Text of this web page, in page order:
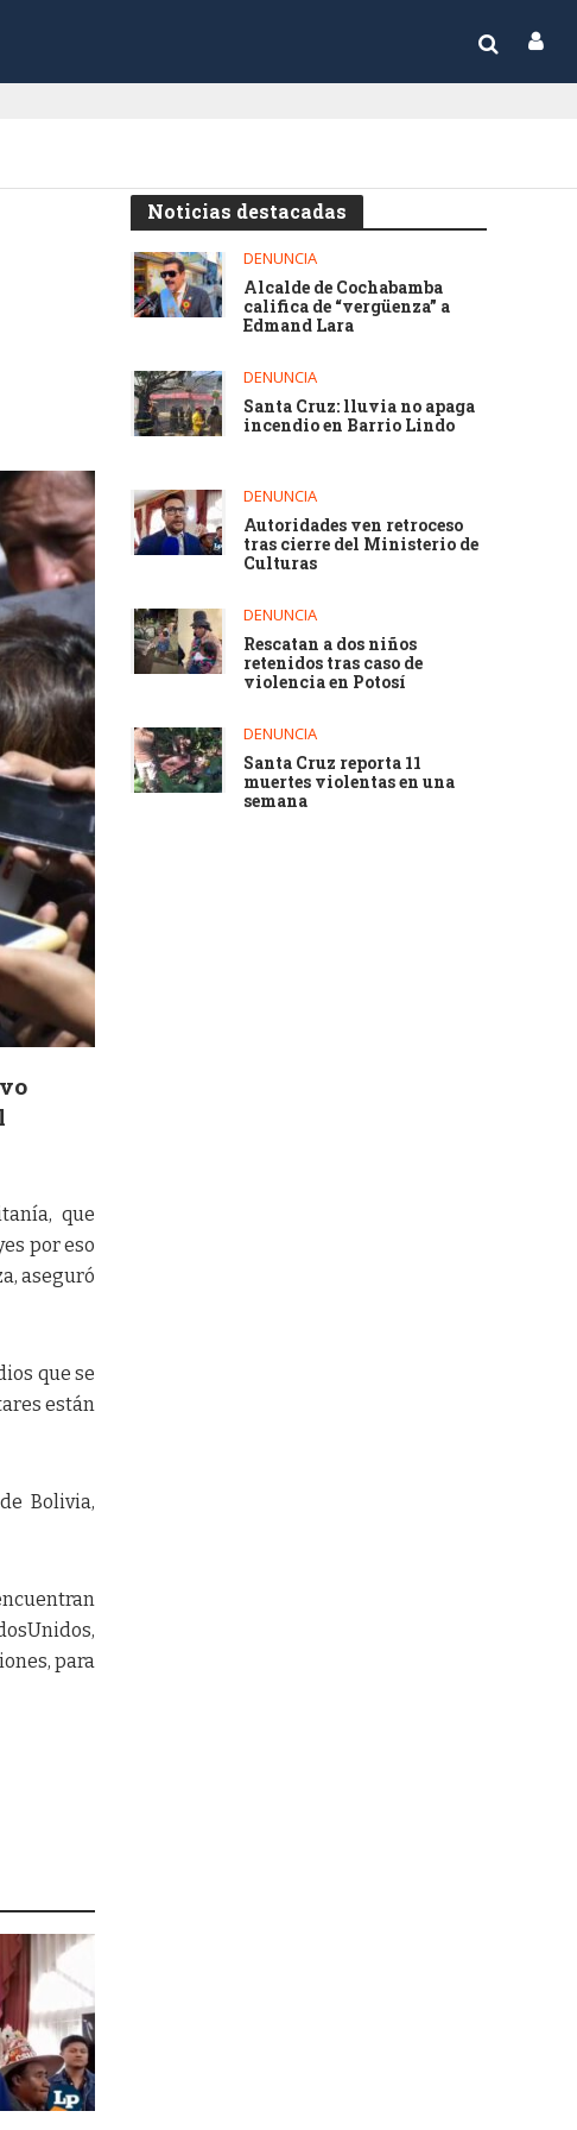
que
por eso
aseguró
que se
están
Bolivia,
para
Noticias destacadas
DENUNCIA
Alcalde de Cochabamba
califica de “vergüenza” a
Edmand Lara
DENUNCIA
Santa Cruz: lluvia no apaga
incendio en Barrio Lindo
DENUNCIA
Autoridades ven retroceso
tras cierre del Ministerio de
Culturas
DENUNCIA
Rescatan a dos niños
retenidos tras caso de
violencia en Potosí
DENUNCIA
Santa Cruz reporta 11
muertes violentas en una
semana